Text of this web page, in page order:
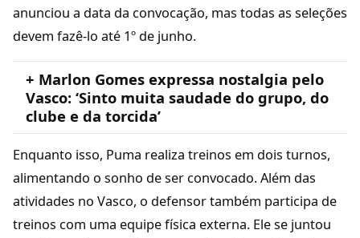
anunciou a data da convocação, mas todas as seleções
devem fazê-lo até 1º de junho.
+ Marlon Gomes expressa nostalgia pelo
Vasco: ‘Sinto muita saudade do grupo, do
clube e da torcida’
Enquanto isso, Puma realiza treinos em dois turnos,
alimentando o sonho de ser convocado. Além das
atividades no Vasco, o defensor também participa de
treinos com uma equipe física externa. Ele se juntou